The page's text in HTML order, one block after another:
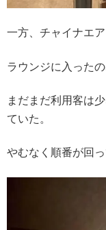
一方、チャイナエ
ラウンジに入った
まだまだ利用客は
ていた。
やむなく順番が回